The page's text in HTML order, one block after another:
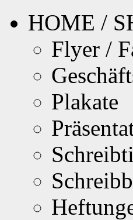
HOME /
Flyer /
Plakate